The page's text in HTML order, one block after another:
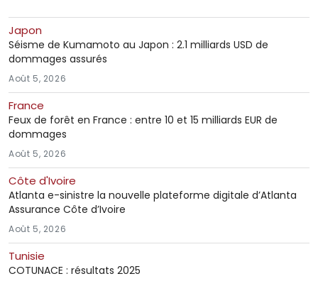
Japon
Séisme de Kumamoto au Japon : 2.1 milliards USD de
dommages assurés
Août 5, 2026
France
Feux de forêt en France : entre 10 et 15 milliards EUR de
dommages
Août 5, 2026
Côte d'Ivoire
Atlanta e-sinistre la nouvelle plateforme digitale d’Atlanta
Assurance Côte d’Ivoire
Août 5, 2026
Tunisie
COTUNACE : résultats 2025